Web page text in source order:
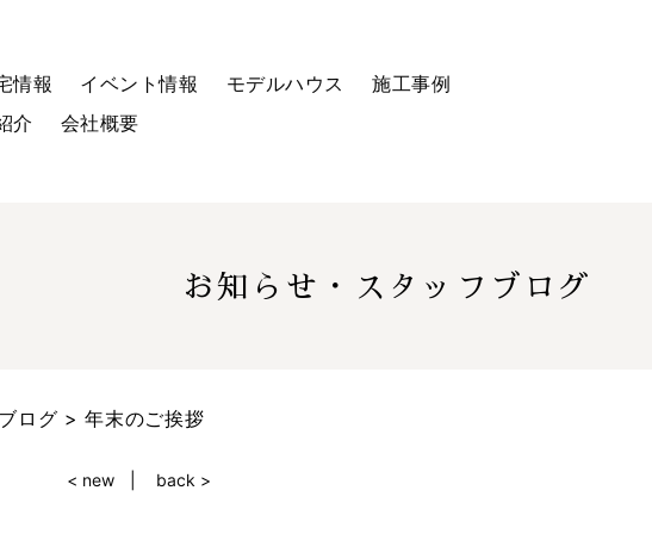
お知らせ・スタッフブログ
情報 イベント情報 モデルハウス
施工事例
介 会社概要
ログ 年末のご挨拶
< new back >